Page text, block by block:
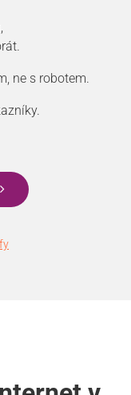
ne s robotem.